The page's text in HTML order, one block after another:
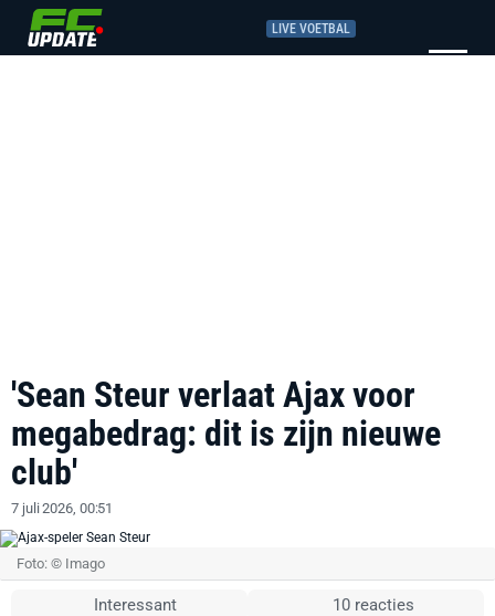
LIVE VOETBAL
'Sean Steur verlaat Ajax voor
megabedrag: dit is zijn nieuwe
club'
7 juli 2026, 00:51
Foto: © Imago
Interessant 10 reacties